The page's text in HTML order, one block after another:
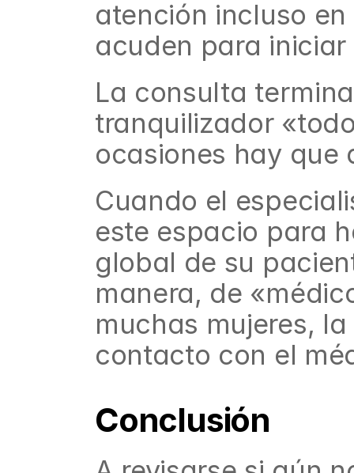
atención incluso
acuden para
La consulta
tranquilizador
ocasiones hay que
Cuando el
este espacio para
global de su
manera, de
muchas mujeres,
contacto con el
Conclusión